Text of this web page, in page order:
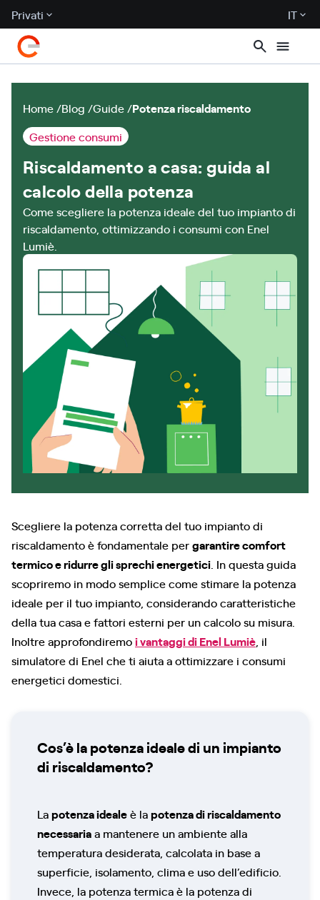
Privati IT
Home Blog Guide Potenza riscaldamento
Gestione consumi
Riscaldamento a casa: guida al
calcolo della potenza
Come scegliere la potenza ideale del tuo impianto di
riscaldamento, ottimizzando i consumi con Enel
Lumiè.
Scegliere la potenza corretta del tuo impianto di
riscaldamento è fondamentale pergarantire comfort
termico e ridurre gli sprechi energetici . In questa guida
scopriremo in modo semplice come stimare la potenza
ideale per il tuo impianto, considerando caratteristiche
della tua casa e fattori esterni per un calcolo su misura.
Inoltre approfondiremoi vantaggi di Enel Lumiè , il
simulatore di Enel che ti aiuta a ottimizzare i consumi
energetici domestici.
Cos’è la potenza ideale di un impianto
di riscaldamento?
Lapotenza idealeè lapotenza di riscaldamento
necessariaa mantenere un ambiente alla
temperatura desiderata, calcolata in base a
superficie, isolamento, clima e uso dell’edificio.
Invece, la potenza termica è la potenza di